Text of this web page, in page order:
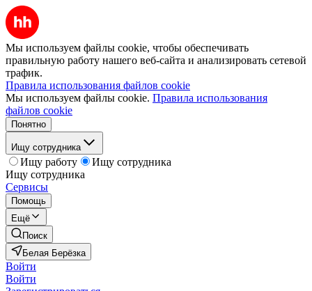
Мы используем файлы cookie, чтобы обеспечивать
правильную работу нашего веб-сайта и анализировать сетевой
трафик.
Правила использования файлов cookie
Мы используем файлы cookie. Правила использования
файлов cookie
Понятно
Ищу сотрудника
Ищу работу
Ищу сотрудника
Ищу сотрудника
Сервисы
Помощь
Ещё
Поиск
Белая Берёзка
Войти
Войти